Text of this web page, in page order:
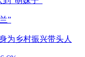
”
为乡村振兴带头人